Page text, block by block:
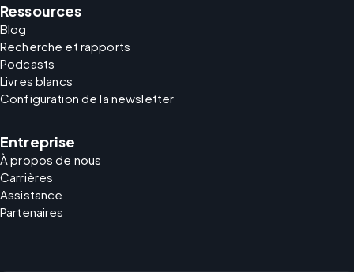
Ressources
Blog
Recherche et rapports
Podcasts
Livres blancs
Configuration de la newsletter
Entreprise
À propos de nous
Carrières
Assistance
Partenaires